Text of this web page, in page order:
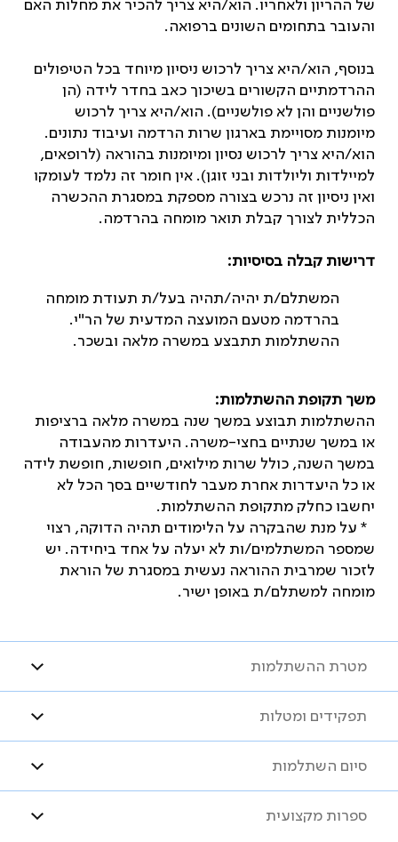
של ההריון ולאחריו. הוא/היא צריך להכיר את מחלות האם
והעובר בתחומים השונים ברפואה.
בנוסף, הוא/היא צריך לרכוש ניסיון מיוחד בכל הטיפולים
ההרדמתיים הקשורים בשיכוך כאב בחדר לידה (הן
פולשניים והן לא פולשניים). הוא/היא צריך לרכוש
מיומנות מסויימת בארגון שרות הרדמה ועיבוד נתונים.
הוא/היא צריך לרכוש נסיון ומיומנות בהוראה (לרופאים,
למיילדות וליולדות ובני זוגן). אין חומר זה נלמד לעומקו
ואין ניסיון זה נרכש בצורה מספקת במסגרת ההכשרה
הכללית לצורך קבלת תואר מומחה בהרדמה.
דרישות קבלה בסיסיות:
המשתלם/ת יהיה/תהיה בעל/ת תעודת מומחה
בהרדמה מטעם המועצה המדעית של הר"י.
ההשתלמות תתבצע במשרה מלאה ובשכר.
משך תקופת ההשתלמות:
ההשתלמות תבוצע במשך שנה במשרה מלאה ברציפות
או במשך שנתיים בחצי-משרה. היעדרות מהעבודה
במשך השנה, כולל שרות מילואים, חופשות, חופשת לידה
או כל היעדרות אחרת מעבר לחודשיים בסך הכל לא
יחשבו כחלק מתקופת ההשתלמות.
* על מנת שהבקרה על הלימודים תהיה הדוקה, רצוי
שמספר המשתלמים/ות לא יעלה על אחד ביחידה. יש
לזכור שמרבית ההוראה נעשית במסגרת של הוראת
מומחה למשתלם/ת באופן ישיר.
מטרת ההשתלמות
תפקידים ומטלות
סיום השתלמות
ספרות מקצועית